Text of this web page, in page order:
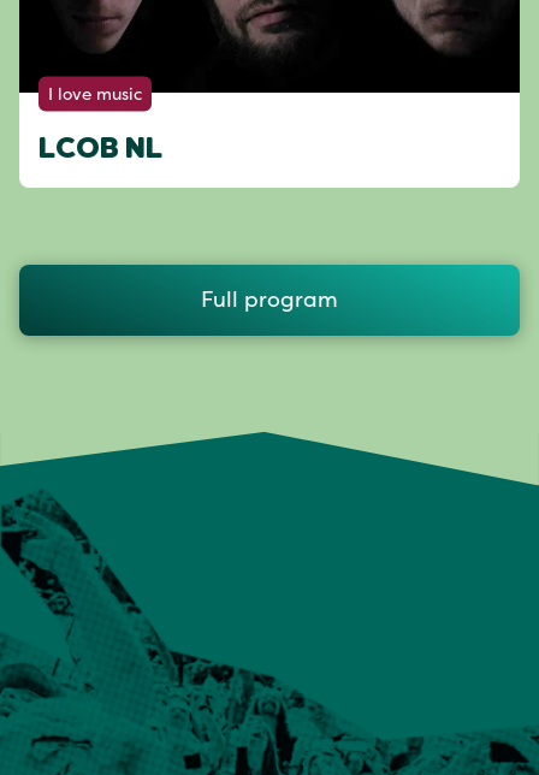
I love music
LCOB NL
Full program